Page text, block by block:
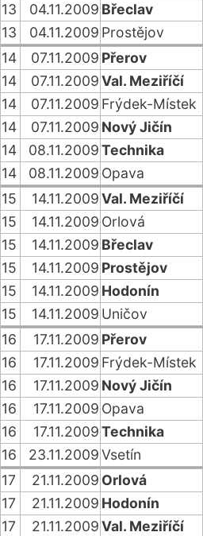
13
04.11.2009 Břeclav
13
04.11.2009 Prostějov
14
07.11.2009 Přerov
14
07.11.2009Val. Meziříčí
14
07.11.2009 Frýdek-Místek
14
07.11.2009 Nový Jičín
14
08.11.2009Technika
14
08.11.2009 Opava
15
14.11.2009Val. Meziříčí
15
14.11.2009 Orlová
15
14.11.2009 Břeclav
15
14.11.2009 Prostějov
15
14.11.2009 Hodonín
15
14.11.2009 Uničov
16
17.11.2009 Přerov
16
17.11.2009 Frýdek-Místek
16
17.11.2009 Nový Jičín
16
17.11.2009 Opava
16
17.11.2009Technika
16
23.11.2009Vsetín
17
21.11.2009 Orlová
17
21.11.2009 Hodonín
17
21.11.2009Val. Meziříčí